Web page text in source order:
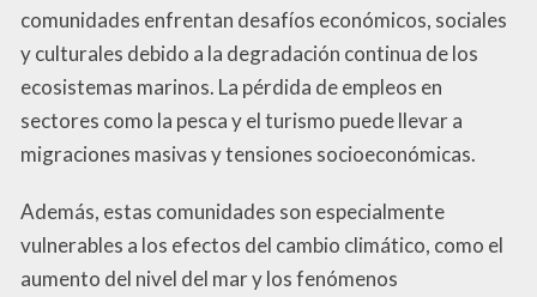
comunidades enfrentan desafíos económicos, sociales
y culturales debido a la degradación continua de los
ecosistemas marinos. La pérdida de empleos en
sectores como la pesca y el turismo puede llevar a
migraciones masivas y tensiones socioeconómicas.
Además, estas comunidades son especialmente
vulnerables a los efectos del cambio climático, como el
aumento del nivel del mar y los fenómenos